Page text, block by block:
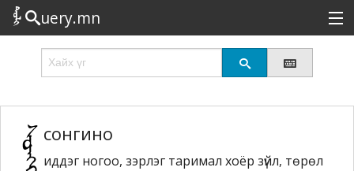
uery.mn
Сонирхолтой
Эрэлттэй
Төрөл
сонгино
иддэг ногоо, зэрлэг таримал хоёр зүйл, төрөл